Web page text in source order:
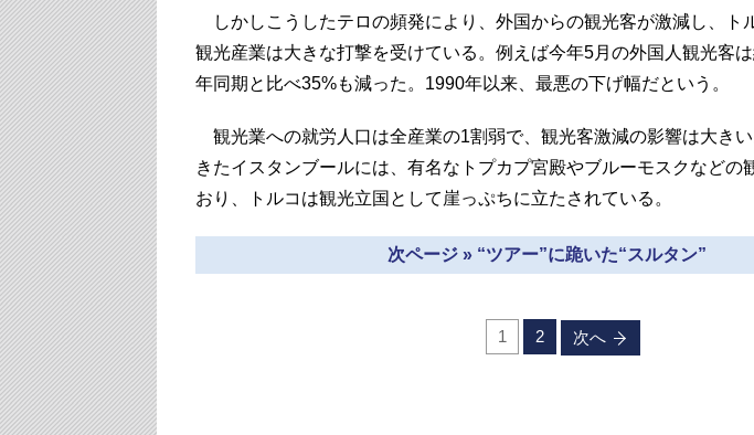
しかしこうしたテロの頻発により、外国からの観光客が激減し、ト
観光産業は大きな打撃を受けている。例えば今年5月の外国人観光客
年同期と比べ35%も減った。1990年以来、最悪の下げ幅だという。
観光業への就労人口は全産業の1割弱で、観光客激減の影響は大き
きたイスタンブールには、有名なトプカプ宮殿やブルーモスクなどの
おり、トルコは観光立国として崖っぷちに立たされている。
次ページ » “ツアー”に跪いた“スルタン”
1 2 次へ